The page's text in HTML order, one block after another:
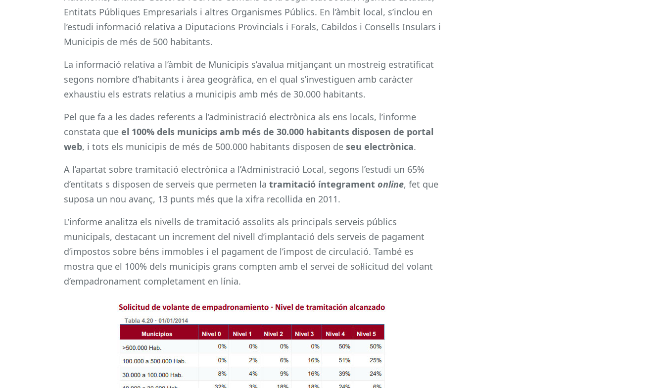
Entitats Públiques Empresarials i altres Organismes Públics. En l’àmbit local, s’inclou en
l’estudi informació relativa a Diputacions Provincials i Forals, Cabildos i Consells Insulars i
Municipis de més de 500 habitants.
La informació relativa a l’àmbit de Municipis s’avalua mitjançant un mostreig estratificat
segons nombre d’habitants i àrea geogràfica, en el qual s’investiguen amb caràcter
exhaustiu els estrats relatius a municipis amb més de 30.000 habitants.
Pel que fa a les dades referents a l’administració electrònica als ens locals, l’informe
constata que el 100% dels municips amb més de 30.000 habitants disposen de portal
web, i tots els municipis de més de 500.000 habitants disposen de seu electrònica.
A l’apartat sobre tramitació electrònica a l’Administració Local, segons l’estudi un 65%
d’entitats s disposen de serveis que permeten la tramitació íntegrament online, fet que
suposa un nou avanç, 13 punts més que la xifra recollida en 2011.
L’informe analitza els nivells de tramitació assolits als principals serveis públics
municipals, destacant un increment del nivell d’implantació dels serveis de pagament
d’impostos sobre béns immobles i el pagament de l’impost de circulació. També es
mostra que el 100% dels municipis grans compten amb el servei de sol·licitud del volant
d’empadronament completament en línia.